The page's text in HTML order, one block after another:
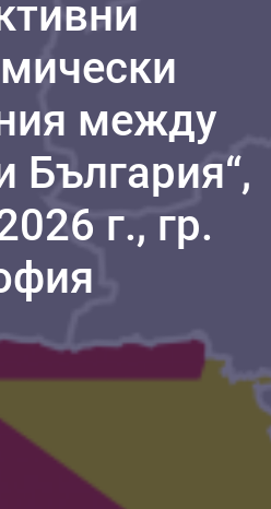
между
България“,
г., гр.